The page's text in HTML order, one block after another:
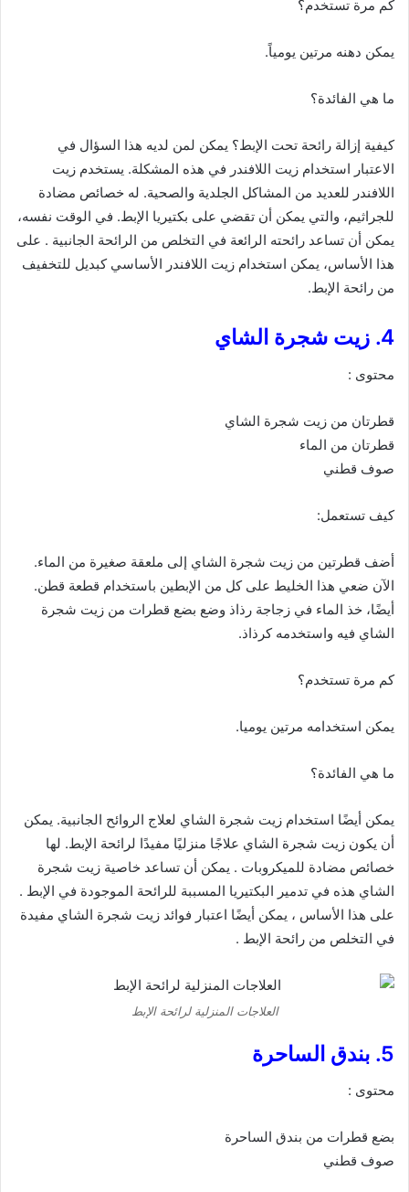
كم مرة تستخدم؟
يمكن دهنه مرتين يومياً.
ما هي الفائدة؟
كيفية إزالة رائحة تحت الإبط؟ يمكن لمن لديه هذا السؤال في
الاعتبار استخدام زيت اللافندر في هذه المشكلة. يستخدم زيت
اللافندر للعديد من المشاكل الجلدية والصحية. له خصائص مضادة
للجراثيم، والتي يمكن أن تقضي على بكتيريا الإبط. في الوقت نفسه،
يمكن أن تساعد رائحته الرائعة في التخلص من الرائحة الجانبية . على
هذا الأساس، يمكن استخدام زيت اللافندر الأساسي كبديل للتخفيف
من رائحة الإبط.
4. زيت شجرة الشاي
محتوى :
قطرتان من زيت شجرة الشاي
قطرتان من الماء
صوف قطني
كيف تستعمل:
أضف قطرتين من زيت شجرة الشاي إلى ملعقة صغيرة من الماء.
الآن ضعي هذا الخليط على كل من الإبطين باستخدام قطعة قطن.
أيضًا، خذ الماء في زجاجة رذاذ وضع بضع قطرات من زيت شجرة
الشاي فيه واستخدمه كرذاذ.
كم مرة تستخدم؟
يمكن استخدامه مرتين يوميا.
ما هي الفائدة؟
يمكن أيضًا استخدام زيت شجرة الشاي لعلاج الروائح الجانبية. يمكن
أن يكون زيت شجرة الشاي علاجًا منزليًا مفيدًا لرائحة الإبط. لها
خصائص مضادة للميكروبات . يمكن أن تساعد خاصية زيت شجرة
الشاي هذه في تدمير البكتيريا المسببة للرائحة الموجودة في الإبط .
على هذا الأساس ، يمكن أيضًا اعتبار فوائد زيت شجرة الشاي مفيدة
في التخلص من رائحة الإبط .
العلاجات المنزلية لرائحة الإبط
5. بندق الساحرة
محتوى :
بضع قطرات من بندق الساحرة
صوف قطني